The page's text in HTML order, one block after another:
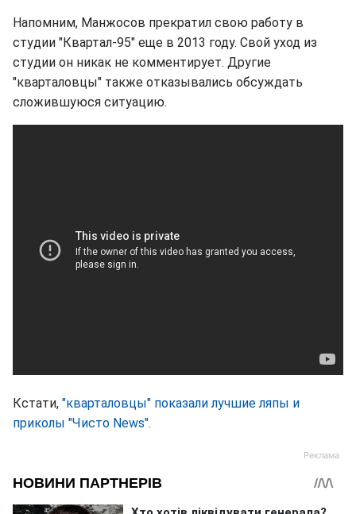
Напомним, Манжосов прекратил свою работу в
студии "Квартал-95" еще в 2013 году. Свой уход из
студии он никак не комментирует. Другие
"кварталовцы" также отказывались обсуждать
сложившуюся ситуацию.
Кстати, "кварталовцы" показали лучшие ляпы и
приколы "Чисто News".